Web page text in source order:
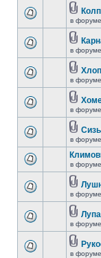
в форуме
в форуме
в форуме
в форуме
в форуме
в форуме
в форуме
в форуме
в форуме